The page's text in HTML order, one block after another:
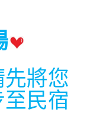
將您
民宿